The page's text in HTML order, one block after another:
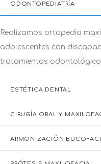
ODONTOPEDIATRÍA
ESTÉTICA DENTAL
Ofrecemos tres tipos de